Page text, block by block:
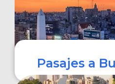
Pasajes a